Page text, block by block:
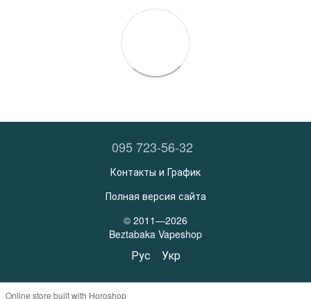
095 723-56-32
Контакты и График
Полная версия сайта
© 2011—2026
Beztabaka Vapeshop
Рус Укр
Online store built with Horoshop